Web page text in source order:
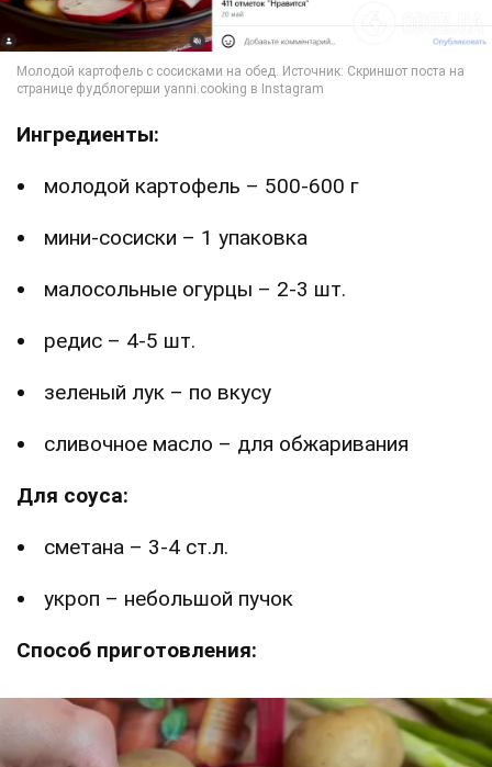
Ингредиенты:
молодой картофель – 500-600 г
мини-сосиски – 1 упаковка
малосольные огурцы – 2-3 шт.
редис – 4-5 шт.
зеленый лук – по вкусу
сливочное масло – для обжаривания
Для соуса:
сметана – 3-4 ст.л.
укроп – небольшой пучок
Способ приготовления: